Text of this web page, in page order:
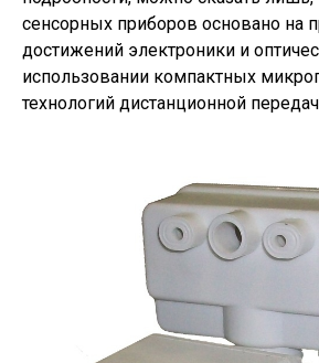
сенсорных приборов основано на
достижений электроники и
использовании компактных
технологий дистанционной